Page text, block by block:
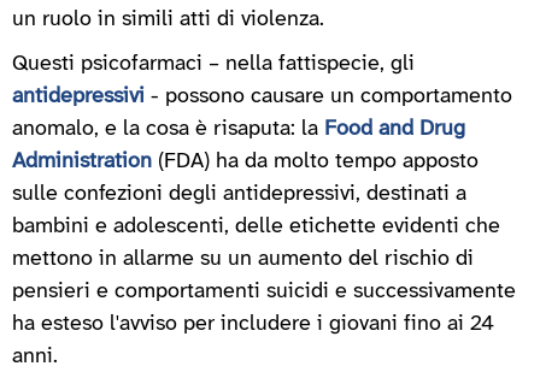
un ruolo in simili atti di violenza.
Questi psicofarmaci – nella fattispecie, gli
antidepressivi - possono causare un comportamento
anomalo, e la cosa è risaputa: la Food and Drug
Administration (FDA) ha da molto tempo apposto
sulle confezioni degli antidepressivi, destinati a
bambini e adolescenti, delle etichette evidenti che
mettono in allarme su un aumento del rischio di
pensieri e comportamenti suicidi e successivamente
ha esteso l'avviso per includere i giovani fino ai 24
anni.